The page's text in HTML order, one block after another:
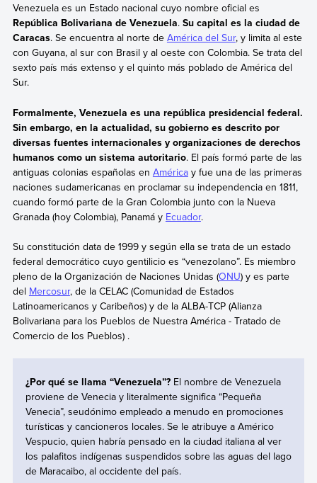
Venezuela es un Estado nacional cuyo nombre oficial es
República Bolivariana de Venezuela. Su capital es la ciudad de
Caracas. Se encuentra al norte de América del Sur, y limita al este
con Guyana, al sur con Brasil y al oeste con Colombia. Se trata del
sexto país más extenso y el quinto más poblado de América del
Sur.
Formalmente, Venezuela es una república presidencial federal.
Sin embargo, en la actualidad, su gobierno es descrito por
diversas fuentes internacionales y organizaciones de derechos
humanos como un sistema autoritario. El país formó parte de las
antiguas colonias españolas en Américay fue una de las primeras
naciones sudamericanas en proclamar su independencia en 1811,
cuando formó parte de la Gran Colombia junto con la Nueva
Granada (hoy Colombia), Panamá y Ecuador.
Su constitución data de 1999 y según ella se trata de un estado
federal democrático cuyo gentilicio es “venezolano”. Es miembro
pleno de la Organización de Naciones Unidas (ONU) y es parte
del Mercosur, de la CELAC (Comunidad de Estados
Latinoamericanos y Caribeños) y de la ALBA-TCP (Alianza
Bolivariana para los Pueblos de Nuestra América - Tratado de
Comercio de los Pueblos) .
¿Por qué se llama “Venezuela”? El nombre de Venezuela
proviene de Venecia y literalmente significa “Pequeña
Venecia”, seudónimo empleado a menudo en promociones
turísticas y cancioneros locales. Se le atribuye a Américo
Vespucio, quien habría pensado en la ciudad italiana al ver
los palafitos indígenas suspendidos sobre las aguas del lago
de Maracaibo, al occidente del país.